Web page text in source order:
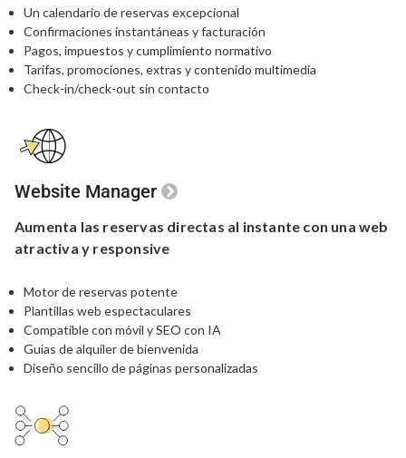
Un calendario de reservas excepcional
Confirmaciones instantáneas y facturación
Pagos, impuestos y cumplimiento normativo
Tarifas, promociones, extras y contenido multimedia
Check-in/check-out sin contacto
Website Manager
Aumenta las reservas directas al instante con unaweb
atractiva y responsive
Motor de reservas potente
Plantillas web espectaculares
Compatible con móvil y SEO con IA
Guías de alquiler de bienvenida
Diseño sencillo de páginas personalizadas